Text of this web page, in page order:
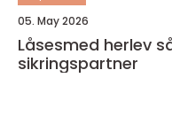
05. May 2026
Låsesmed herlev sådan vælger du den rette
sikringspartner